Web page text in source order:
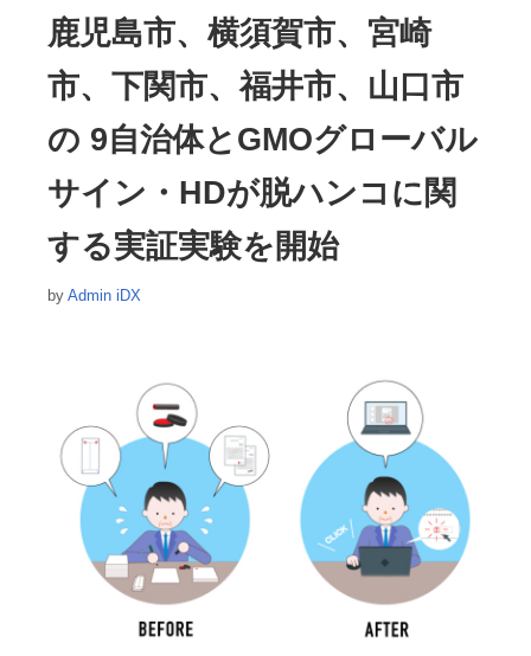
鹿児島市、横須賀市、宮崎
市、下関市、福井市、山口市
の 9自治体とGMOグローバル
サイン・HDが脱ハンコに関
する実証実験を開始
by Admin iDX